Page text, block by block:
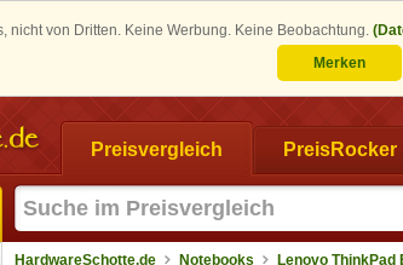
nicht von Dritten. Keine Werbung. Keine Beobachtung.
Merken
Preisvergleich PreisRocker
HardwareSchotte.de Notebooks Lenovo ThinkPad